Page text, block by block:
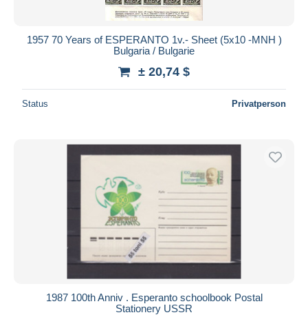
1957 70 Years of ESPERANTO 1v.- Sheet (5x10 -MNH )
Bulgaria / Bulgarie
± 20,74 $
Status Privatperson
1987 100th Anniv . Esperanto schoolbook Postal
Stationery USSR